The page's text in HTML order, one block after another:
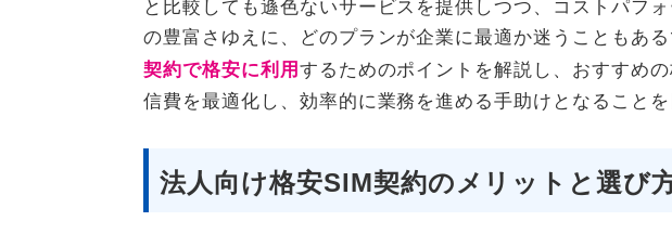
と比較しても遜色ないサービスを提供しつつ、コストパフ
の豊富さゆえに、どのプランが企業に最適か迷うこともあ
契約で格安に利用 するためのポイントを解説し、おすすめ
信費を最適化し、効率的に業務を進める手助けとなることを
法人向け格安SIM契約のメリットと選び